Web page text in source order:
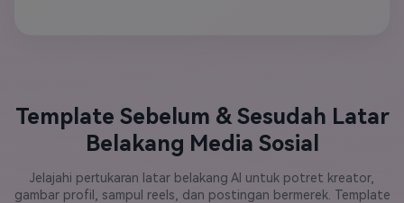
Template Sebelum & Sesudah Latar
Belakang Media Sosial
Jelajahi pertukaran latar belakang AI untuk potret kreator,
gambar profil, sampul reels, dan postingan bermerek. Template